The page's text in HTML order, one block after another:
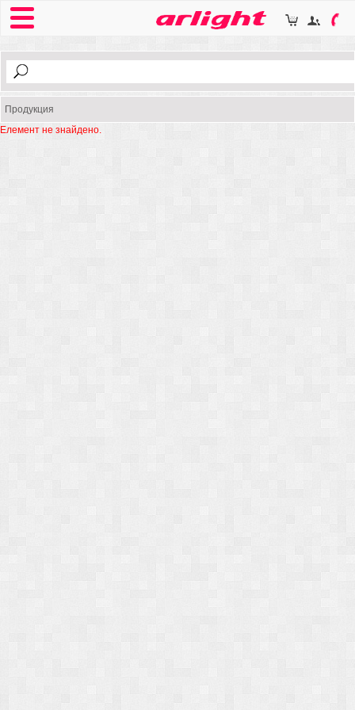
Продукция
Елемент не знайдено.